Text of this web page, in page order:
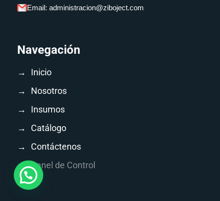
Email: administracion@ziboject.com
Navegación
→
Inicio
→
Nosotros
→
Insumos
→
Catálogo
→
Contáctenos
→ Panel de Control